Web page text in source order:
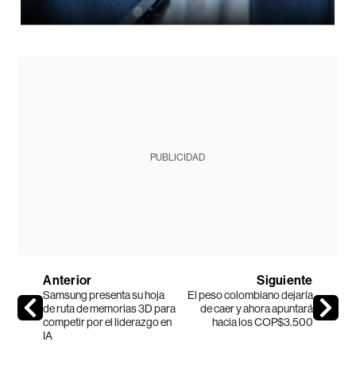
PUBLICIDAD
Anterior
Samsung presenta su hoja
de ruta de memorias 3D para
competir por el liderazgo en
IA
Siguiente
El peso colombiano dejaría
de caer y ahora apuntará
hacia los COP$3.500